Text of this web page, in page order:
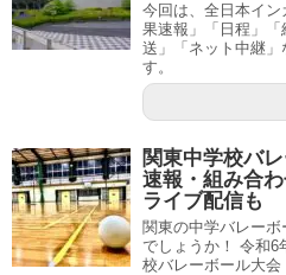
今回は、全日本イ
果速報」「日程」
送」「ネット中継」
す。
関東中学校バ
速報・組み合
ライブ配信も
関東の中学バレー
でしょうか！ 令和6
校バレーボール大